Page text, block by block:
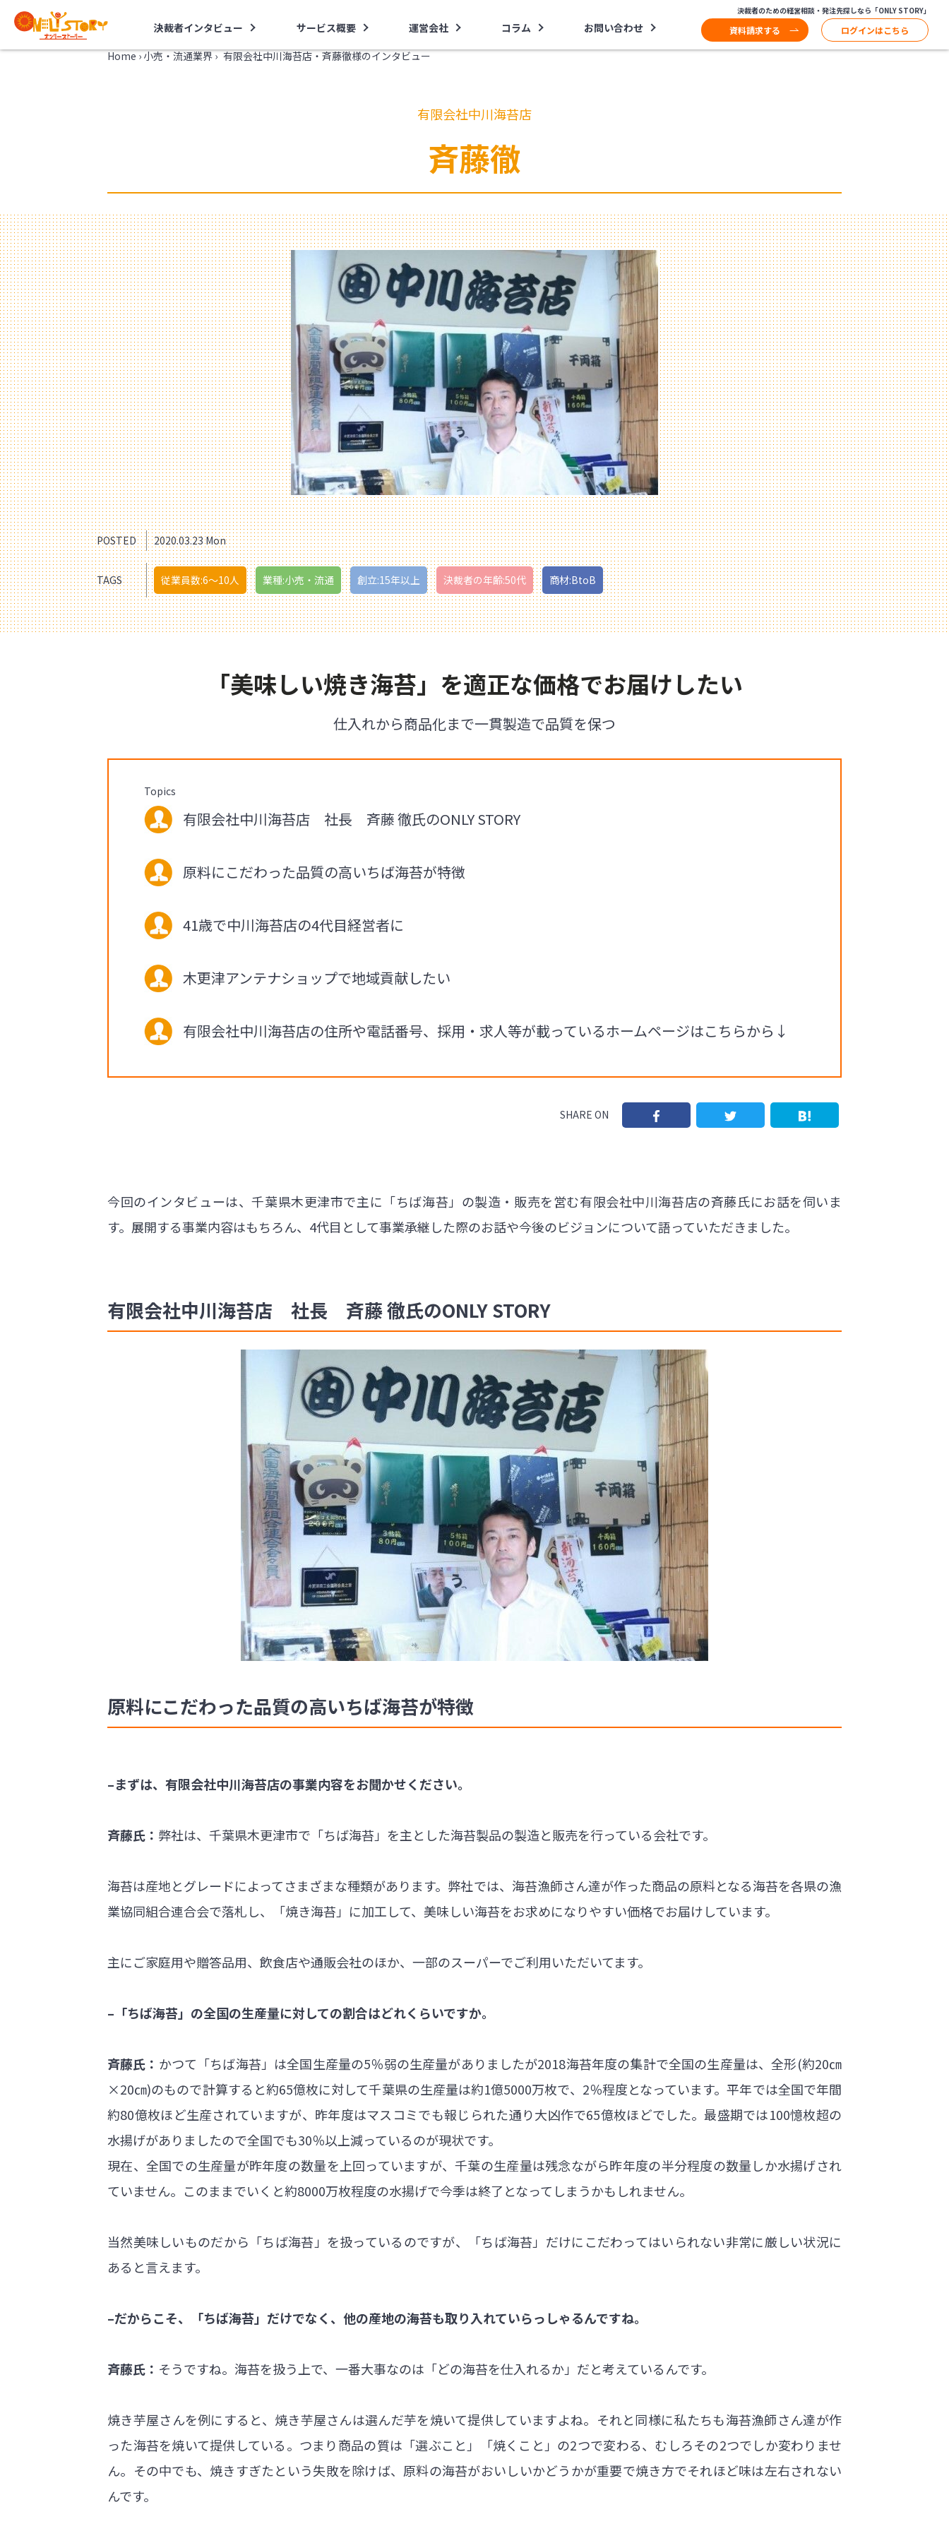
決裁者インタビュー サービス概要 運営会社 コラム お問い合わせ
決裁者のための経営相談・発注先探しなら「ONLY STORY」
資料請求する ログインはこちら
Home › 小売・流通業界 › 有限会社中川海苔店・斉藤徹様のインタビュー
有限会社中川海苔店
斉藤徹
POSTED 2020.03.23 Mon
TAGS 従業員数:6～10人 業種:小売・流通 創立:15年以上 決裁者の年齢:50代 商材:BtoB
「美味しい焼き海苔」を適正な価格でお届けしたい
仕入れから商品化まで一貫製造で品質を保つ
Topics
有限会社中川海苔店 社長 斉藤 徹氏のONLY STORY
原料にこだわった品質の高いちば海苔が特徴
41歳で中川海苔店の4代目経営者に
木更津アンテナショップで地域貢献したい
有限会社中川海苔店の住所や電話番号、採用・求人等が載っているホームページはこちらから↓
SHARE ON
今回のインタビューは、千葉県木更津市で主に「ちば海苔」の製造・販売を営む有限会社中川海苔店の斉藤氏にお話を伺いま
す。展開する事業内容はもちろん、4代目として事業承継した際のお話や今後のビジョンについて語っていただきました。
有限会社中川海苔店 社長 斉藤 徹氏のONLY STORY
原料にこだわった品質の高いちば海苔が特徴
–まずは、有限会社中川海苔店の事業内容をお聞かせください。
斉藤氏： 弊社は、千葉県木更津市で「ちば海苔」を主とした海苔製品の製造と販売を行っている会社です。
海苔は産地とグレードによってさまざまな種類があります。弊社では、海苔漁師さん達が作った商品の原料となる海苔を各県の漁
業協同組合連合会で落札し、「焼き海苔」に加工して、美味しい海苔をお求めになりやすい価格でお届けしています。
主にご家庭用や贈答品用、飲食店や通販会社のほか、一部のスーパーでご利用いただいてます。
–「ちば海苔」の全国の生産量に対しての割合はどれくらいですか。
斉藤氏： かつて「ちば海苔」は全国生産量の5％弱の生産量がありましたが2018海苔年度の集計で全国の生産量は、全形(約20㎝
×20㎝)のもので計算すると約65億枚に対して千葉県の生産量は約1億5000万枚で、2％程度となっています。平年では全国で年間
約80億枚ほど生産されていますが、昨年度はマスコミでも報じられた通り大凶作で65億枚ほどでした。最盛期では100憶枚超の
水揚げがありましたので全国でも30％以上減っているのが現状です。
現在、全国での生産量が昨年度の数量を上回っていますが、千葉の生産量は残念ながら昨年度の半分程度の数量しか水揚げされ
ていません。このままでいくと約8000万枚程度の水揚げで今季は終了となってしまうかもしれません。
当然美味しいものだから「ちば海苔」を扱っているのですが、「ちば海苔」だけにこだわってはいられない非常に厳しい状況に
あると言えます。
–だからこそ、「ちば海苔」だけでなく、他の産地の海苔も取り入れていらっしゃるんですね。
斉藤氏： そうですね。海苔を扱う上で、一番大事なのは「どの海苔を仕入れるか」だと考えているんです。
焼き芋屋さんを例にすると、焼き芋屋さんは選んだ芋を焼いて提供していますよね。それと同様に私たちも海苔漁師さん達が作
った海苔を焼いて提供している。つまり商品の質は「選ぶこと」「焼くこと」の2つで変わる、むしろその2つでしか変わりませ
ん。その中でも、焼きすぎたという失敗を除けば、原料の海苔がおいしいかどうかが重要で焼き方でそれほど味は左右されない
んです。